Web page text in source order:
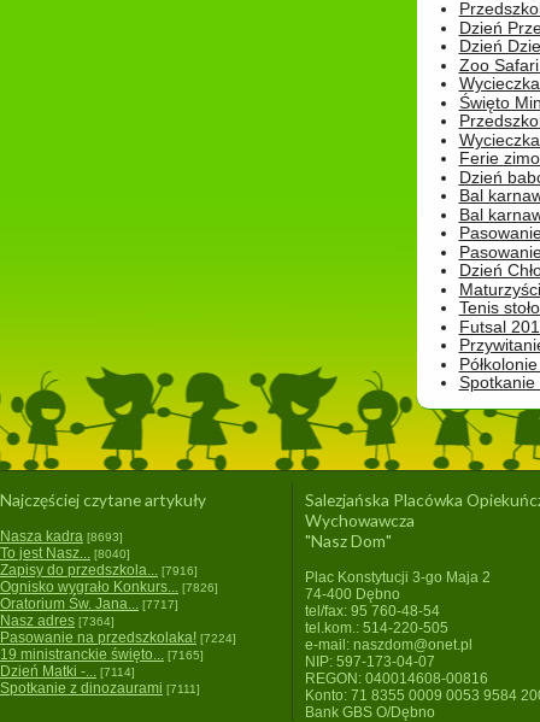
Dzień
Dzień
Zoo
Święto
Ferie
Dzień
Bal
Bal
Dzień
Tenis
Futsal
Najczęściej czytane artykuły
Nasza kadra [8693]
To jest Nasz... [8040]
Zapisy do przedszkola... [7916]
Ognisko wygrało Konkurs... [7826]
Oratorium Św. Jana... [7717]
Nasz adres [7364]
Pasowanie na przedszkolaka! [7224]
19 ministranckie święto... [7165]
Dzień Matki -... [7114]
Spotkanie z dinozaurami [7111]
Salezjańska Placówka
Wychowawcza
"Nasz Dom"
Plac Konstytucji 3-go Maja 2
74-400 Dębno
tel/fax: 95 760-48-54
tel.kom.: 514-220-505
e-mail: naszdom@onet.pl
NIP: 597-173-04-07
REGON: 040014608-00816
Konto: 71 8355 0009 0053 9584
Bank GBS O/Dębno